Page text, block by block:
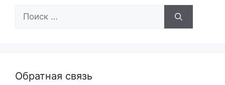
Поиск:
Обратная связь